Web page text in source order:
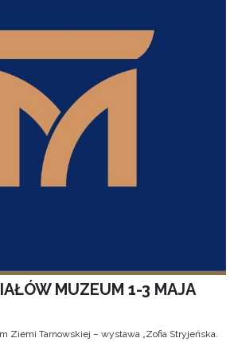
MUZEUM 1-3 MAJA
Ziemi Tarnowskiej – wystawa „Zofia Stryjeńska.